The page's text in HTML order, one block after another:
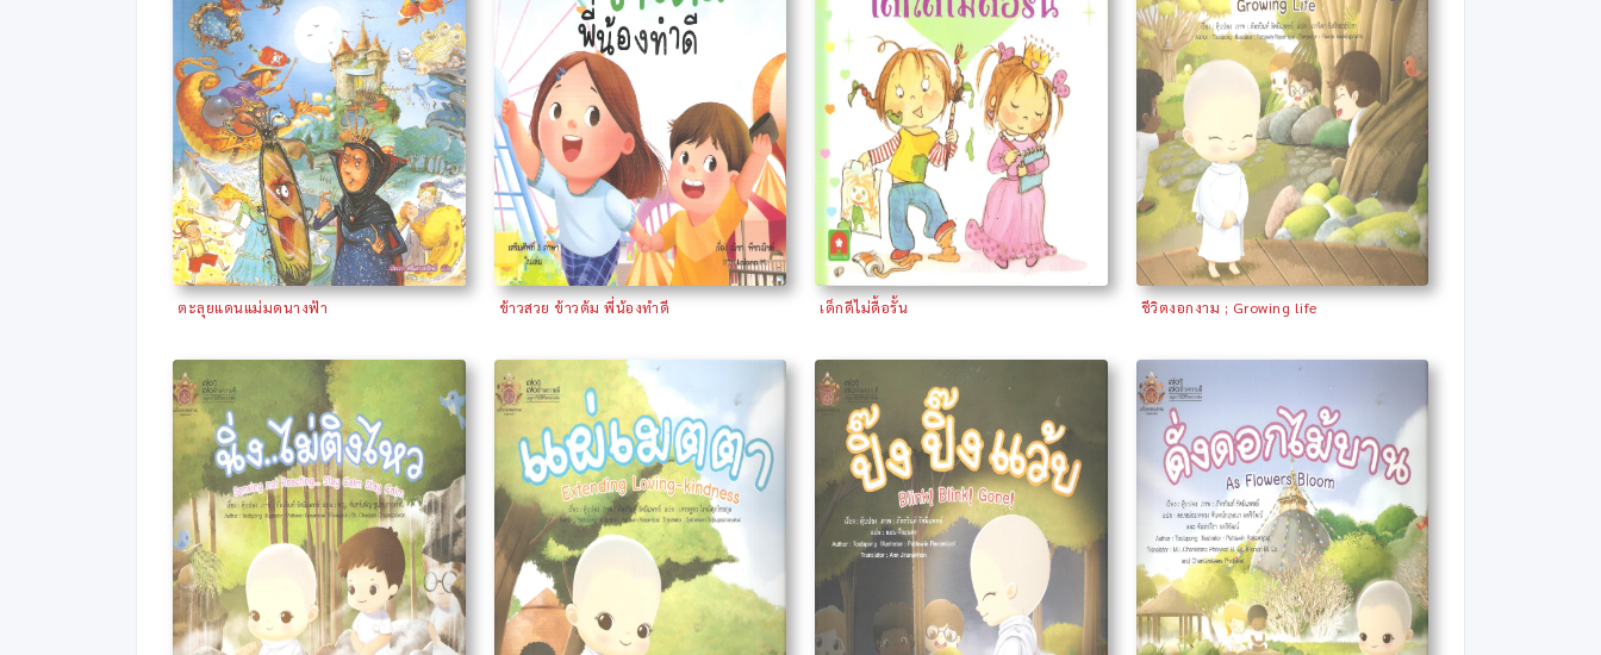
ตะลุยแดนแม่มดนางฟ้า ข้าวสวย ข้าวต้ม พี่น้องทำดี เด็กดีไม่ดื้อรั้น ชีวิตงอกงาม ; Growing life